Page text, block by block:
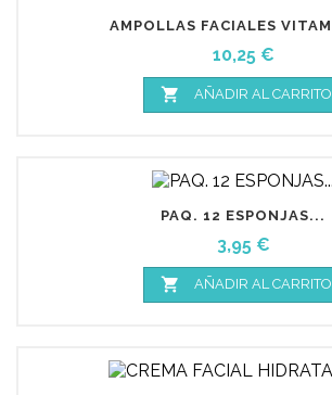
AMPOLLAS FACIALES
Precio
10,25 €
 AÑADIR AL CARRITO
PAQ. 12 ESPONJAS...
Precio
3,95 €
 AÑADIR AL CARRITO